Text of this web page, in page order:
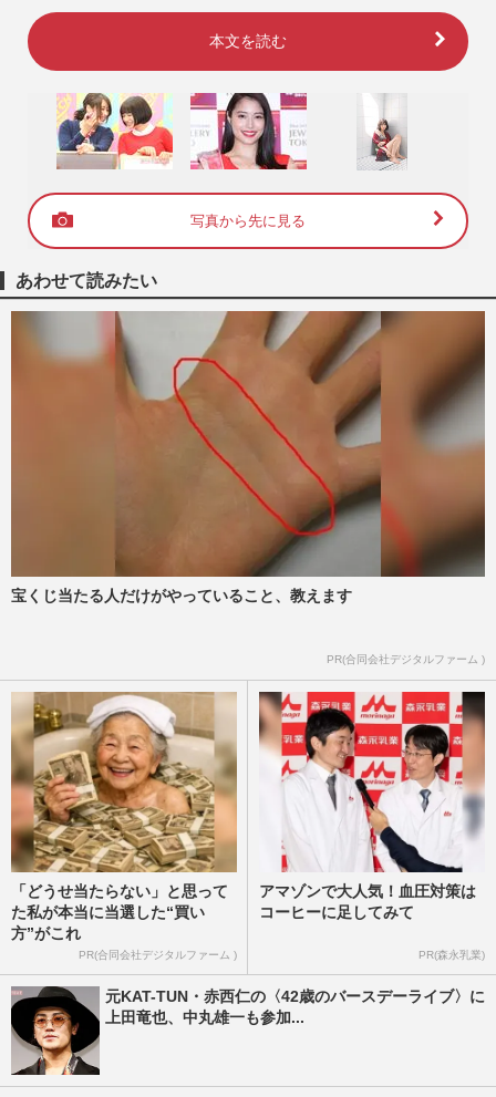
本文を読む
写真から先に見る
あわせて読みたい
宝くじ当たる人だけがやっていること、教えます
PR(合同会社デジタルファーム )
「どうせ当たらない」と思って
た私が本当に当選した“買い
方”がこれ
PR(合同会社デジタルファーム )
アマゾンで大人気！血圧対策は
コーヒーに足してみて
PR(森永乳業)
元KAT-TUN・赤西仁の〈42歳のバースデーライブ〉に
上田竜也、中丸雄一も参加...